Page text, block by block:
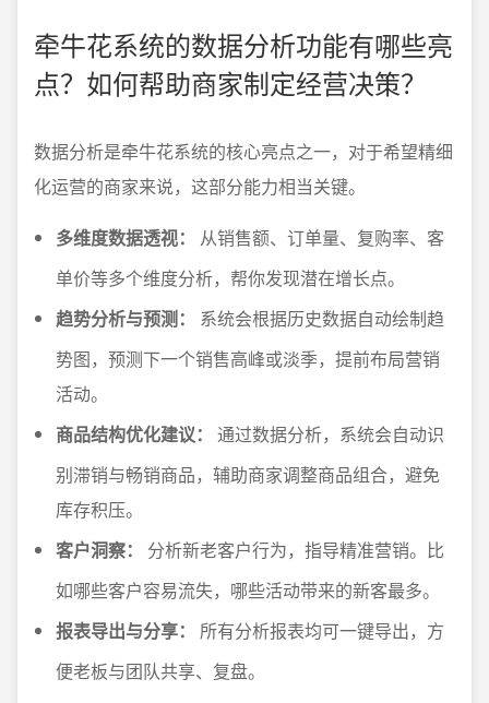
牵牛花系统的数据分析功能有哪些亮
点？如何帮助商家制定经营决策？
数据分析是牵牛花系统的核心亮点之一，对于希望精细
化运营的商家来说，这部分能力相当关键。
多维度数据透视：
从销售额、订单量、复购率、客
单价等多个维度分析，帮你发现潜在增长点。
趋势分析与预测：
系统会根据历史数据自动绘制趋
势图，预测下一个销售高峰或淡季，提前布局营销
活动。
商品结构优化建议：
通过数据分析，系统会自动识
别滞销与畅销商品，辅助商家调整商品组合，避免
库存积压。
客户洞察：
分析新老客户行为，指导精准营销。比
如哪些客户容易流失，哪些活动带来的新客最多。
报表导出与分享：
所有分析报表均可一键导出，方
便老板与团队共享、复盘。